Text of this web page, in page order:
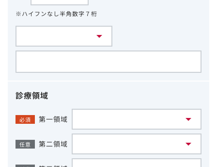
※ハイフンなし半角数字７桁
診療領域
必須 第一領域
任意 第二領域